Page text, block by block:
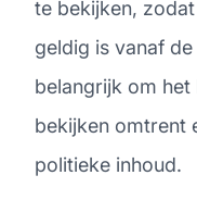
te bekijken,
geldig is vanaf
belangrijk om het
bekijken omtrent
politieke inhoud.